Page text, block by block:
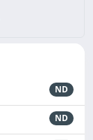
ND
ND